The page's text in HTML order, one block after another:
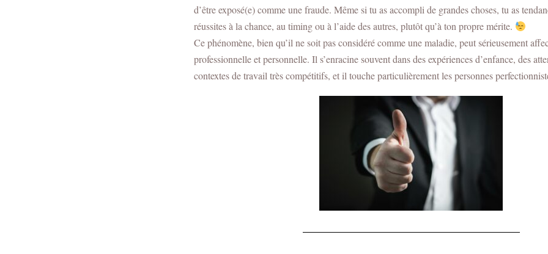
d’être exposé(e) comme une fraude. Même si tu as accompli de grandes choses, tu as
réussites à la chance, au timing ou à l’aide des autres, plutôt qu’à ton propre mérite.
Ce phénomène, bien qu’il ne soit pas considéré comme une maladie, peut sérieusement
professionnelle et personnelle. Il s’enracine souvent dans des expériences d’enfance, des
contextes de travail très compétitifs, et il touche particulièrement les personnes